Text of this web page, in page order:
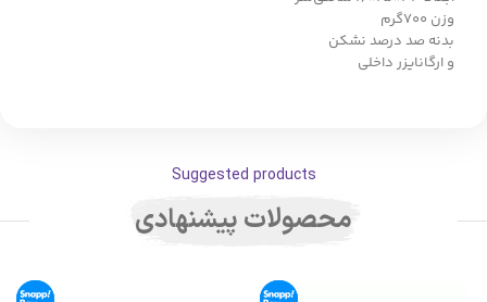
وزن ۷۰۰گرم
بدنه صد درصد نشکن
و ارگانایزر داخلی
Suggested products
محصولات پیشنهادی